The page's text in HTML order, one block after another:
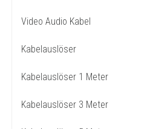
Video Audio Kabel
Kabelauslöser
Kabelauslöser 1 Meter
Kabelauslöser 3 Meter